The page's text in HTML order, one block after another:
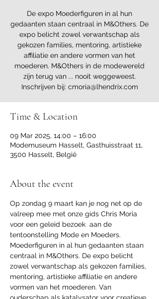
De expo Moederfiguren in al hun
gedaanten staan centraal in M&Others. De
expo belicht zowel verwantschap als
gekozen families, mentoring, artistieke
affiliatie en andere vormen van het
moederen. M&Others in de modewereld
zijn terug van ... nooit weggeweest.
Inschrijven bij: cmoria@lhendrix.com
Time & Location
09 Mar 2025, 14:00 – 16:00
Modemuseum Hasselt, Gasthuisstraat 11,
3500 Hasselt, België
About the event
Op zondag 9 maart kan je nog net op de
valreep mee met onze gids Chris Moria
voor een geleid bezoek  aan de
tentoonstelling Mode en Moeders.
Moederfiguren in al hun gedaanten staan
centraal in M&Others. De expo belicht
zowel verwantschap als gekozen families,
mentoring, artistieke affiliatie en andere
vormen van het moederen. Van